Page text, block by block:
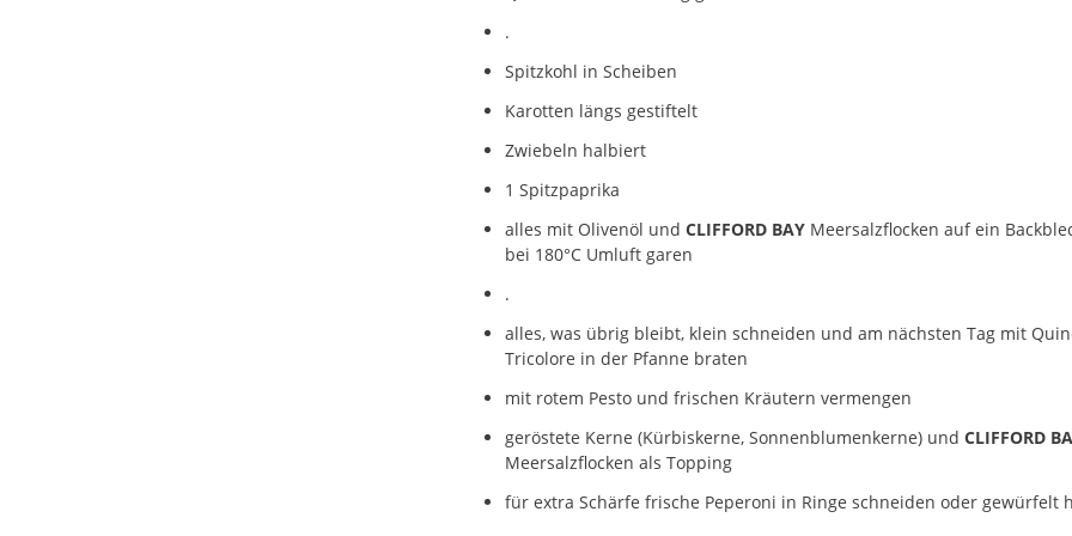
.
Spitzkohl in Scheiben
Karotten längs gestiftelt
Zwiebeln halbiert
1 Spitzpaprika
alles mit Olivenöl undCLIFFORD BAY Meersalzflocken auf ein
bei 180°C Umluft garen
.
alles, was übrig bleibt, klein schneiden und am nächsten Tag mit
Tricolore in der Pfanne braten
mit rotem Pesto und frischen Kräutern vermengen
geröstete Kerne (Kürbiskerne, Sonnenblumenkerne) undCLIFFORD
Meersalzflocken als Topping
für extra Schärfe frische Peperoni in Ringe schneiden oder gewürfelt